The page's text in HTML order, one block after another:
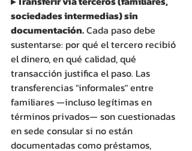
sociedades intermedias) sin
documentación. Cada paso debe
sustentarse: por qué el tercero recibió
el dinero, en qué calidad, qué
transacción justifica el paso. Las
transferencias "informales" entre
familiares —incluso legítimas en
términos privados— son cuestionadas
en sede consular si no están
documentadas como préstamos,